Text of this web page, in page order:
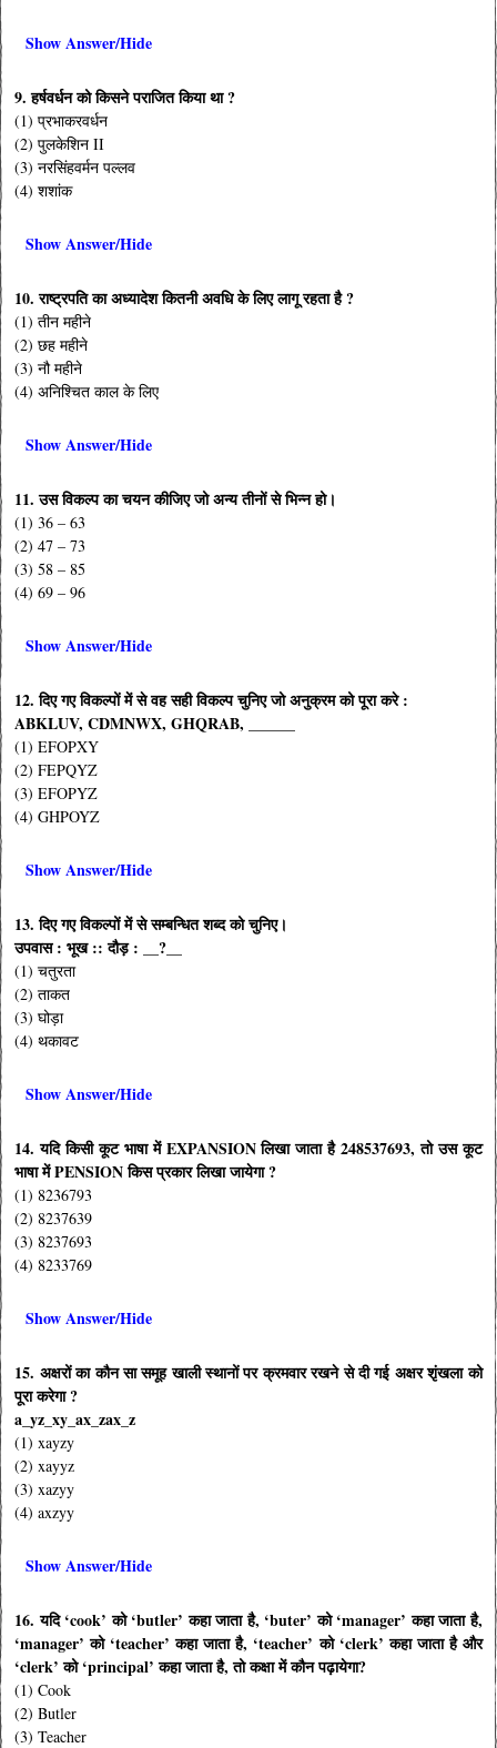
Show Answer/Hide
9. हर्षवर्धन को किसने पराजित किया था ?
(1) प्रभाकरवर्धन
(2) पुलकेशिन II
(3) नरसिंहवर्मन पल्लव
(4) शशांक
Show Answer/Hide
10. राष्ट्रपति का अध्यादेश कितनी अवधि के लिए लागू रहता है ?
(1) तीन महीने
(2) छह महीने
(3) नौ महीने
(4) अनिश्चित काल के लिए
Show Answer/Hide
11. उस विकल्प का चयन कीजिए जो अन्य तीनों से भिन्न हो।
(1) 36 – 63
(2) 47 – 73
(3) 58 – 85
(4) 69 – 96
Show Answer/Hide
12. दिए गए विकल्पों में से वह सही विकल्प चुनिए जो अनुक्रम को पूरा करे :
ABKLUV, CDMNWX, GHQRAB, ______
(1) EFOPXY
(2) FEPQYZ
(3) EFOPYZ
(4) GHPOYZ
Show Answer/Hide
13. दिए गए विकल्पों में से सम्बन्धित शब्द को चुनिए।
उपवास : भूख :: दौड़ : __?__
(1) चतुरता
(2) ताकत
(3) घोड़ा
(4) थकावट
Show Answer/Hide
14. यदि किसी कूट भाषा में EXPANSION लिखा जाता है 248537693, तो उस कूट
भाषा में PENSION किस प्रकार लिखा जायेगा ?
(1) 8236793
(2) 8237639
(3) 8237693
(4) 8233769
Show Answer/Hide
15. अक्षरों का कौन सा समूह खाली स्थानों पर क्रमवार रखने से दी गई अक्षर शृंखला को
पूरा करेगा ?
a_yz_xy_ax_zax_z
(1) xayzy
(2) xayyz
(3) xazyy
(4) axzyy
Show Answer/Hide
16. यदि ‘cook’ को ‘butler’ कहा जाता है, ‘buter’ को ‘manager’ कहा जाता है,
‘manager’ को ‘teacher’ कहा जाता है, ‘teacher’ को ‘clerk’ कहा जाता है और
‘clerk’ को ‘principal’ कहा जाता है, तो कक्षा में कौन पढ़ायेगा?
(1) Cook
(2) Butler
(3) Teacher